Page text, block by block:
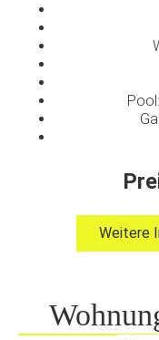
Pool:
Weitere